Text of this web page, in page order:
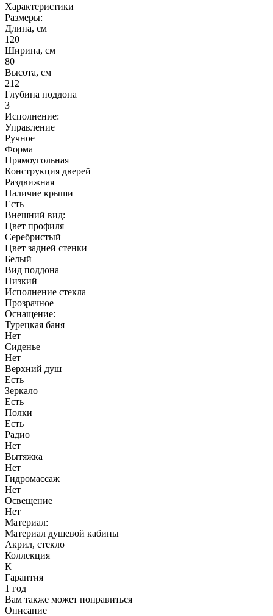
Характеристики
Размеры:
Длина, см
120
Ширина, см
80
Высота, см
212
Глубина поддона
3
Исполнение:
Управление
Ручное
Форма
Прямоугольная
Конструкция дверей
Раздвижная
Наличие крыши
Есть
Внешний вид:
Цвет профиля
Серебристый
Цвет задней стенки
Белый
Вид поддона
Низкий
Исполнение стекла
Прозрачное
Оснащение:
Турецкая баня
Нет
Сиденье
Нет
Верхний душ
Есть
Зеркало
Есть
Полки
Есть
Радио
Нет
Вытяжка
Нет
Гидромассаж
Нет
Освещение
Нет
Материал:
Материал душевой кабины
Акрил, стекло
Коллекция
К
Гарантия
1 год
Вам также может понравиться
Описание